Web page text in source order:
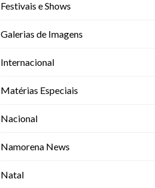
Festivais e Shows
Galerias de Imagens
Internacional
Matérias Especiais
Nacional
Namorena News
Natal